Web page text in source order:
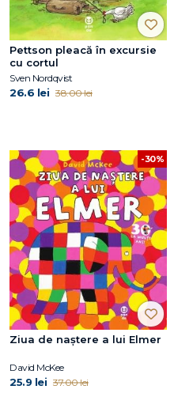
Pettson pleacă în excursie
cu cortul
Sven Nordqvist
26.6 lei 38.00 lei
-30%
Ziua de naștere a lui Elmer
David McKee
25.9 lei 37.00 lei